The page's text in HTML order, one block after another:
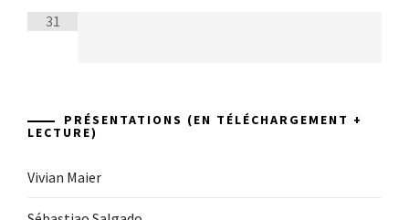
31
PRÉSENTATIONS (EN TÉLÉCHARGEMENT +
LECTURE)
Vivian Maier